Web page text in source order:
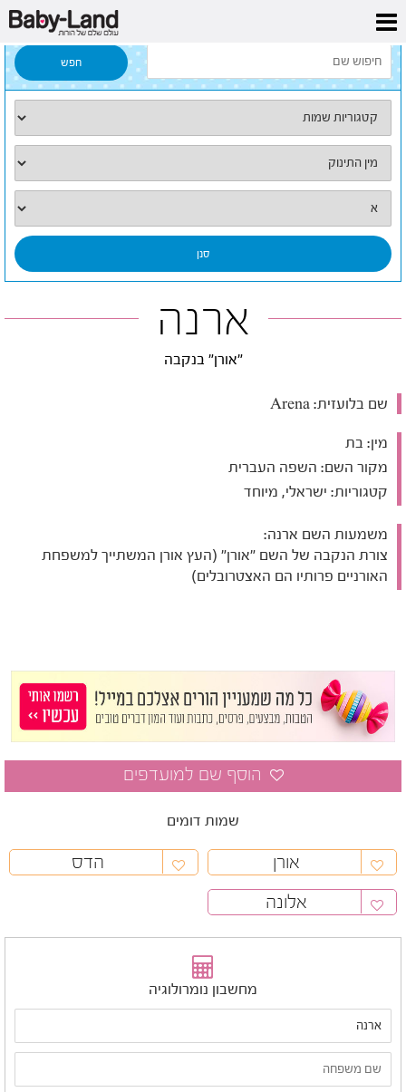
דף הבית
ארנה
"אורן" בנקבה
שם בלועזית:
מין: בת
מקור השם: השפה העברית
קטגוריות: ישראלי, מיוחד
משמעות השם ארנה:
צורת הנקבה של השם "אורן" (העץ אורן המשתייך למשפחת
האורניים פרותיו הם האצטרובלים)
שמות דומים
אורן
הדס
אלונה
מחשבון נומרולוגיה